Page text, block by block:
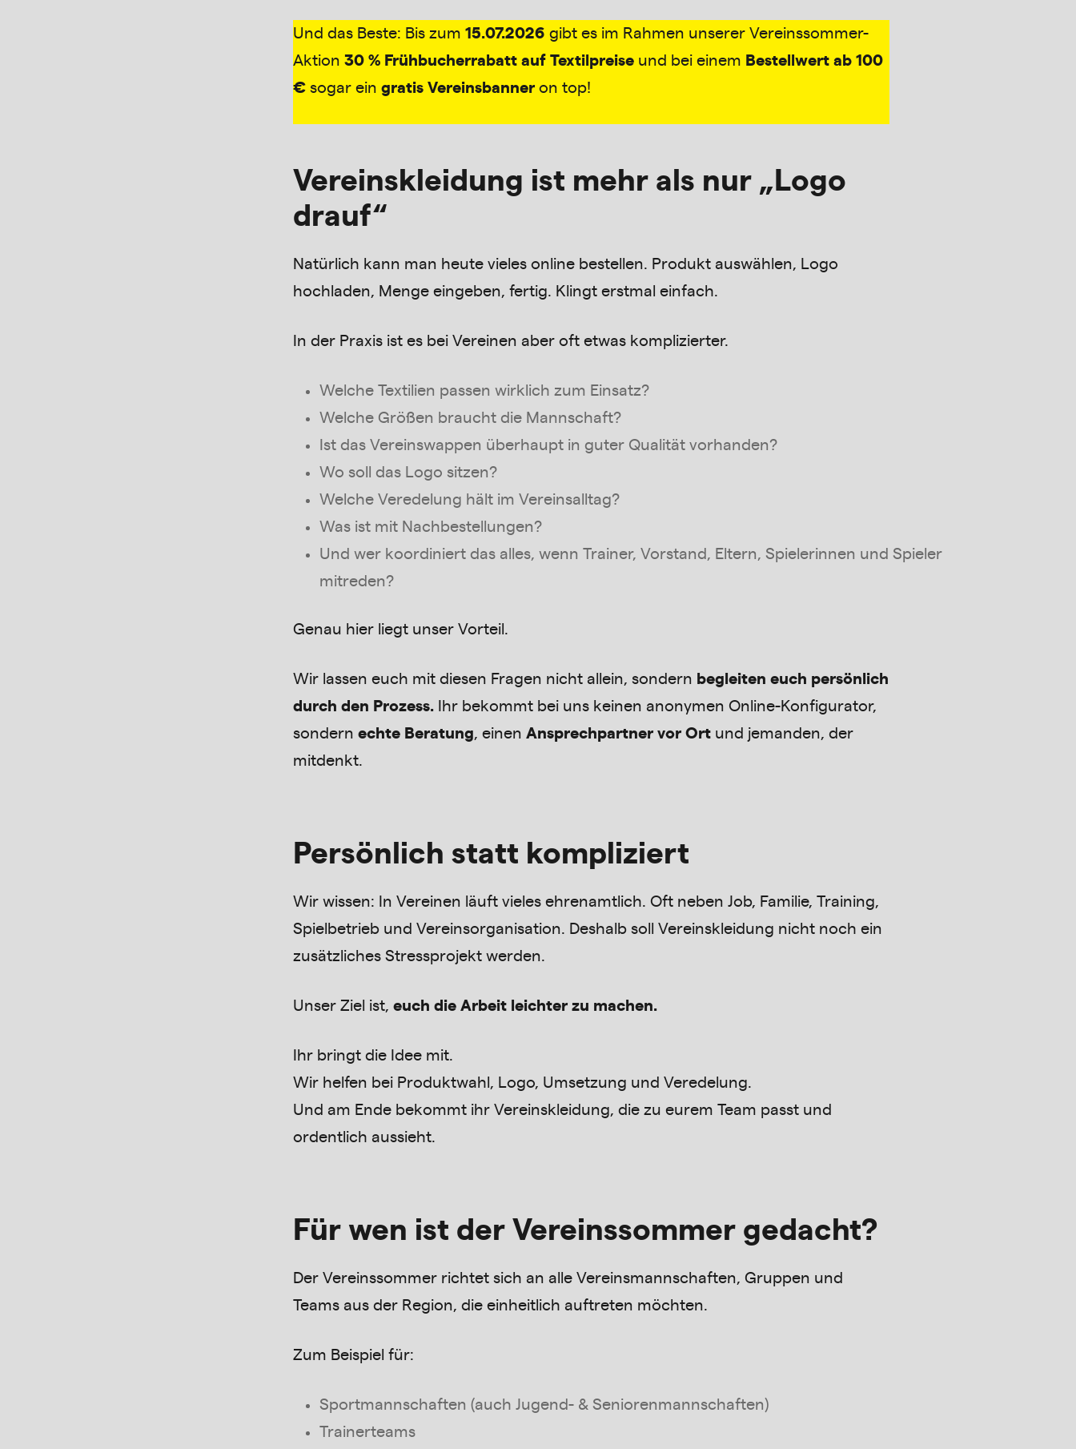
Und das Beste: Bis zum 15.07.2026 gibt es im Rahmen unserer Vereinssommer-
Aktion 30 % Frühbucherrabatt auf Textilpreise und bei einem Bestellwert ab 100
€ sogar ein gratis Vereinsbanner on top!
Vereinskleidung ist mehr als nur „Logo
drauf“
Natürlich kann man heute vieles online bestellen. Produkt auswählen, Logo
hochladen, Menge eingeben, fertig. Klingt erstmal einfach.
In der Praxis ist es bei Vereinen aber oft etwas komplizierter.
Welche Textilien passen wirklich zum Einsatz?
Welche Größen braucht die Mannschaft?
Ist das Vereinswappen überhaupt in guter Qualität vorhanden?
Wo soll das Logo sitzen?
Welche Veredelung hält im Vereinsalltag?
Was ist mit Nachbestellungen?
Und wer koordiniert das alles, wenn Trainer, Vorstand, Eltern, Spielerinnen und Spieler
mitreden?
Genau hier liegt unser Vorteil.
Wir lassen euch mit diesen Fragen nicht allein, sondern begleiten euch persönlich
durch den Prozess. Ihr bekommt bei uns keinen anonymen Online-Konfigurator,
sondern echte Beratung, einen Ansprechpartner vor Ort und jemanden, der
mitdenkt.
Persönlich statt kompliziert
Wir wissen: In Vereinen läuft vieles ehrenamtlich. Oft neben Job, Familie, Training,
Spielbetrieb und Vereinsorganisation. Deshalb soll Vereinskleidung nicht noch ein
zusätzliches Stressprojekt werden.
Unser Ziel ist, euch die Arbeit leichter zu machen.
Ihr bringt die Idee mit.
Wir helfen bei Produktwahl, Logo, Umsetzung und Veredelung.
Und am Ende bekommt ihr Vereinskleidung, die zu eurem Team passt und
ordentlich aussieht.
Für wen ist der Vereinssommer gedacht?
Der Vereinssommer richtet sich an alle Vereinsmannschaften, Gruppen und
Teams aus der Region, die einheitlich auftreten möchten.
Zum Beispiel für:
Sportmannschaften (auch Jugend- & Seniorenmannschaften)
Trainerteams